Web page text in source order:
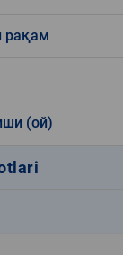
рақам
(ой)